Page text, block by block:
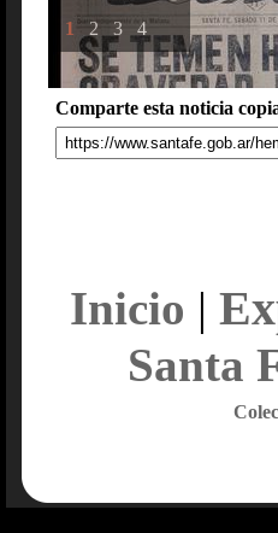
1 2 3 4
Comparte esta noticia
Inicio |
Santa